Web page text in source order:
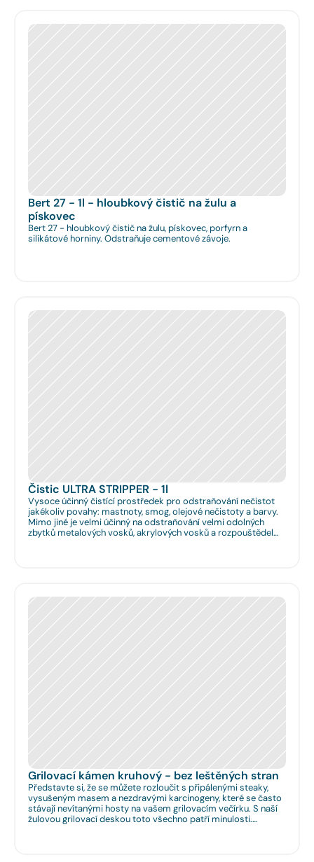
Bert 27 - 1l - hloubkový čistič na žulu a
pískovec
Bert 27 - hloubkový čistič na žulu, pískovec, porfyrn a
silikátové horniny. Odstraňuje cementové závoje.
Čistic ULTRA STRIPPER - 1l
Vysoce účinný čistící prostředek pro odstraňování nečistot
jakékoliv povahy: mastnoty, smog, olejové nečistoty a barvy.
Mimo jiné je velmi účinný na odstraňování velmi odolných
zbytků metalových vosků, akrylových vosků a rozpouštědel
Grilovací kámen kruhový - bez leštěných stran
Představte si, že se můžete rozloučit s připálenými steaky,
vysušeným masem a nezdravými karcinogeny, které se často
stávají nevítanými hosty na vašem grilovacím večírku. S naší
žulovou grilovací deskou toto všechno patří minulosti.